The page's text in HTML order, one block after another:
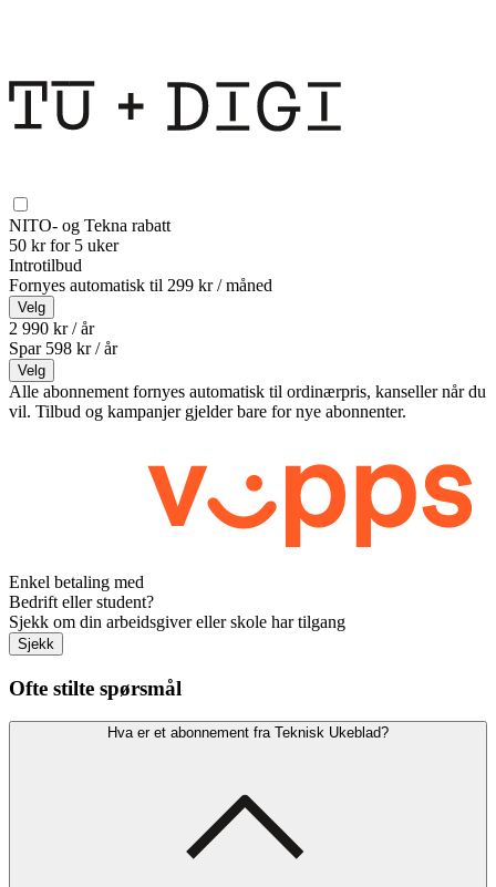
NITO- og Tekna rabatt
50 kr for 5 uker
Introtilbud
Fornyes automatisk til 299 kr / måned
Velg
2 990 kr / år
Spar 598 kr /år
Velg
Alle abonnement fornyes automatisk til ordinærpris, kanseller når du
vil. Tilbud og kampanjer gjelder bare for nye abonnenter.
Enkel betaling med
Bedrift eller student?
Sjekk om din arbeidsgiver eller skole har tilgang
Sjekk
Ofte stilte spørsmål
Hva er et abonnement fra Teknisk Ukeblad?